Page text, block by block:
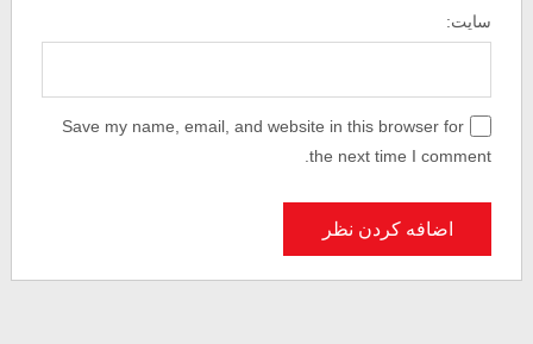
سایت:
Save my name, email, and website in this browser for
the next time I comment.